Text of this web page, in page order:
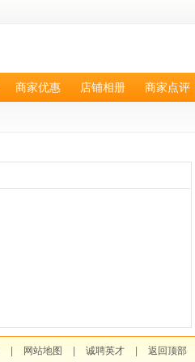
商家优惠 店铺相册 商家点评
网站地图 诚聘英才 返回顶部